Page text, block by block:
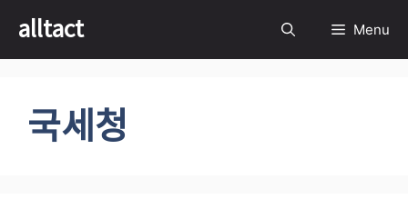
content
alltact Menu
국세청